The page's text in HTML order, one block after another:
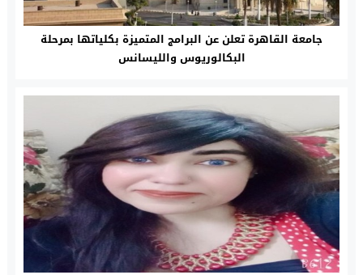
جامعة القاهرة تعلن عن البرامج المتميزة بكلياتها بمرحلة
البكالوريوس والليسانس